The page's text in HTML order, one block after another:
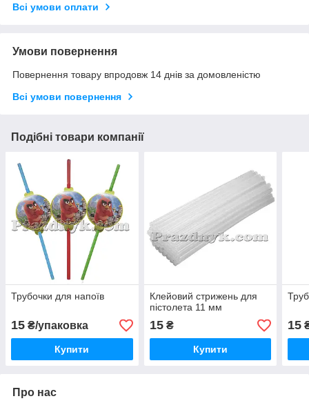
Всі умови оплати
Умови повернення
Повернення товару впродовж 14 днів за домовленістю
Всі умови повернення
Подібні товари компанії
Трубочки для напоїв
15 ₴/упаковка
Купити
Клейовий стрижень для
пістолета 11 мм
15₴
Купити
15
Про нас